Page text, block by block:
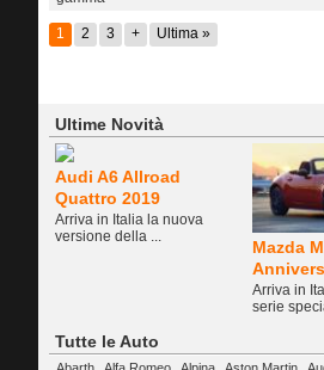
1 2 3 + Ultima »
Ultime Novità
Audi A6 Allroad
Quattro 2019
Arriva in Italia la nuova
versione della ...
Mazda
Arriva in
serie
Tutte le Auto
Abarth Alfa Romeo Alpina Aston Martin